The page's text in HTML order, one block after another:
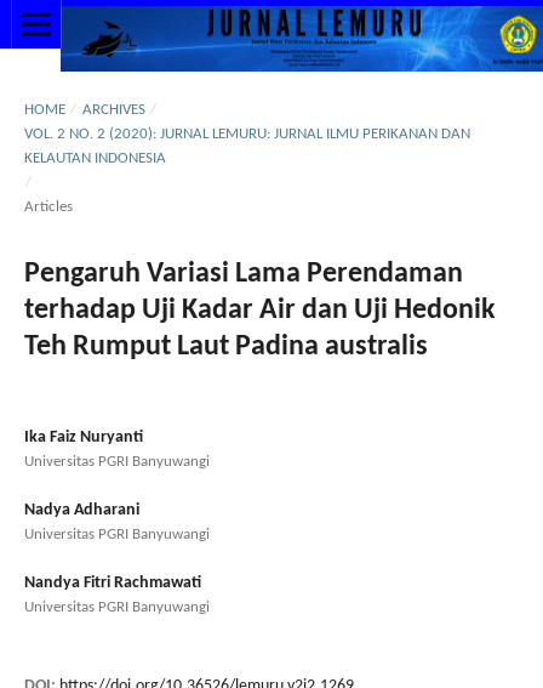
HOME / ARCHIVES /
VOL. 2 NO. 2 (2020): JURNAL LEMURU: JURNAL ILMU PERIKANAN DAN
KELAUTAN INDONESIA
/
Articles
Pengaruh Variasi Lama Perendaman
terhadap Uji Kadar Air dan Uji Hedonik
Teh Rumput Laut Padina australis
Ika Faiz Nuryanti
Universitas PGRI Banyuwangi
Nadya Adharani
Universitas PGRI Banyuwangi
Nandya Fitri Rachmawati
Universitas PGRI Banyuwangi